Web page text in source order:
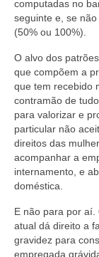
computadas no
seguinte e, se
(50% ou 100%).
O alvo dos
que compõem a
que tem recebido
contramão de
para valorizar e
particular não
direitos das
acompanhar a
internamento, e
doméstica.
E não para por aí.
atual dá direito a
gravidez para
empregada